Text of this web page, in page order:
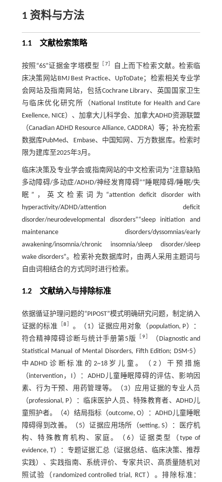
1 资料与方法
1.1 文献检索策略
按照“6S”证据金字塔模型 7］
自上而下检索文献。检索临
床决策网站BMJ Best Practice、UpToDate；检索相关专业学
会网站及指南网站，包括Cochrane Library、英国国家卫生
与临床优化研究所（National Institute for Health and Care
Exellence, NICE）、加拿大儿科学会、加拿大ADHD资源联盟
（Canadian ADHD Resource Alliance, CADDRA）等；补充检索
数据库PubMed、Embase、中国知网、万方数据库。检索时
限为建库至2025年3月。
临床决策及专业学会或指南网站的中文检索词为“注意缺陷
多动障碍/多动症/ADHD/神经发育障碍”“睡眠障碍/睡眠/失
眠”，英文检索词为“attention deficit disorder with
hyperactivity/ADHD/attention deficit
disorder/neurodevelopmental disorders”“sleep initiation and
maintenance disorders/dyssomnias/early
awakening/insomnia/chronic insomnia/sleep disorder/sleep
wake disorders”。检索补充数据库时，由两人采用主题词与
自由词相结合的方式同时进行检索。
1.2 文献纳入与排除标准
依据循证护理问题的“PIPOST”模式明确研究问题，制定纳入
证据的标准 ［8
。（1）证据应用对象（population, P）：
符合精神障碍诊断与统计手册第5版
9］
（Diagnostic and
Statistical Manual of Mental Disorders, Fifth Edition; DSM-5）
中ADHD诊断标准的2~18岁儿童。（2）干预措施
（intervention，I）：ADHD儿童睡眠障碍的评估、影响因
素、行为干预、用药管理等。（3）应用证据的专业人员
（professional, P）：临床医护人员、特殊教育者、ADHD儿
童照护者。（4）结局指标（outcome, O）：ADHD儿童睡眠
障碍得到改善。（5）证据应用场所（setting, S）：医疗机
构、特殊教育机构、家庭。（6）证据类型（type of
evidence, T）：专题证据汇总（证据总结、临床决策、推荐
实践）、实践指南、系统评价、专家共识、高质量随机对
照试验（randomized controlled trial, RCT）。排除标准：